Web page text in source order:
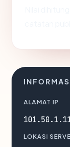
ALAMAT IP
LOKASI